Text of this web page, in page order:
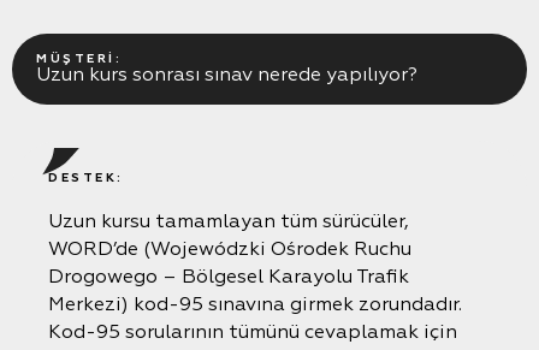
MÜŞTERI:
Uzun kurs sonrası sınav nerede yapılıyor?
DESTEK:
Uzun kursu tamamlayan tüm sürücüler,
WORD’de (Wojewódzki Ośrodek Ruchu
Drogowego – Bölgesel Karayolu Trafik
Merkezi) kod-95 sınavına girmek zorundadır.
Kod-95 sorularının tümünü cevaplamak için